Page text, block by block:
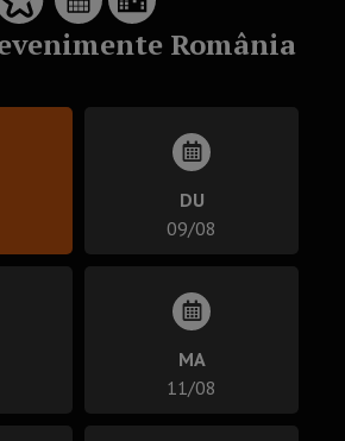
România
DU
09/08
MA
11/08